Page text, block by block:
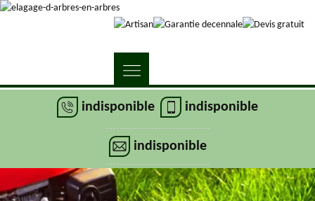
indisponible indisponible
indisponible